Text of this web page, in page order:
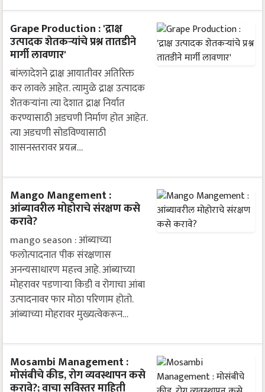
Grape Production : 'द्राक्ष
उत्पादक शेतकऱ्यांचे प्रश्न तातडीने
मार्गी लावणार'
बांग्लादेशने द्राक्ष आयातीवर अतिरिक्त
कर लावले आहेत. त्यामुळे द्राक्ष उत्पादक
शेतकऱ्यांना त्या देशात द्राक्ष निर्यात
करण्यासाठी अडचणी निर्माण होत आहेत.
त्या अडचणी सोडविण्यासाठी
शासनस्तरावर प्रयत्न…
Mango Mangement :
आंब्यावरील मोहोराचे संरक्षण कसे
करावे?
mango season : आंब्याच्या
फलोत्पादनात पीक संरक्षणास
अनन्यसाधारण महत्त्व आहे. आंब्याच्या
मोहरावर पडणाऱ्या किडी व रोगाचा आंबा
उत्पादनावर फार मोठा परिणाम होतो.
आंब्याच्या मोहरावर मुख्यत्वेकरून…
Mosambi Management :
मोसंबीचे कीड, रोग व्यवस्थापन कसे
करावे?; वाचा सविस्तर माहिती